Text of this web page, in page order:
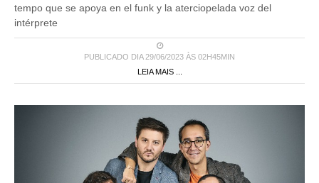
tempo que se apoya en el funk y la aterciopelada voz del
intérprete
PUBLICADO DIA 29/06/2023 ÀS 02H45MIN
LEIA MAIS ...